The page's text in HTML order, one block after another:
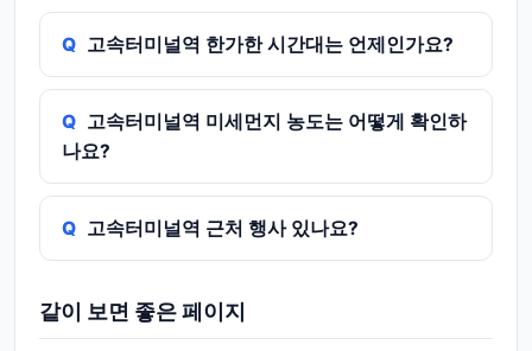
고속터미널역 한가한 시간대는 언제인가요?
고속터미널역 미세먼지 농도는 어떻게 확인하
나요?
고속터미널역 근처 행사 있나요?
같이 보면 좋은 페이지